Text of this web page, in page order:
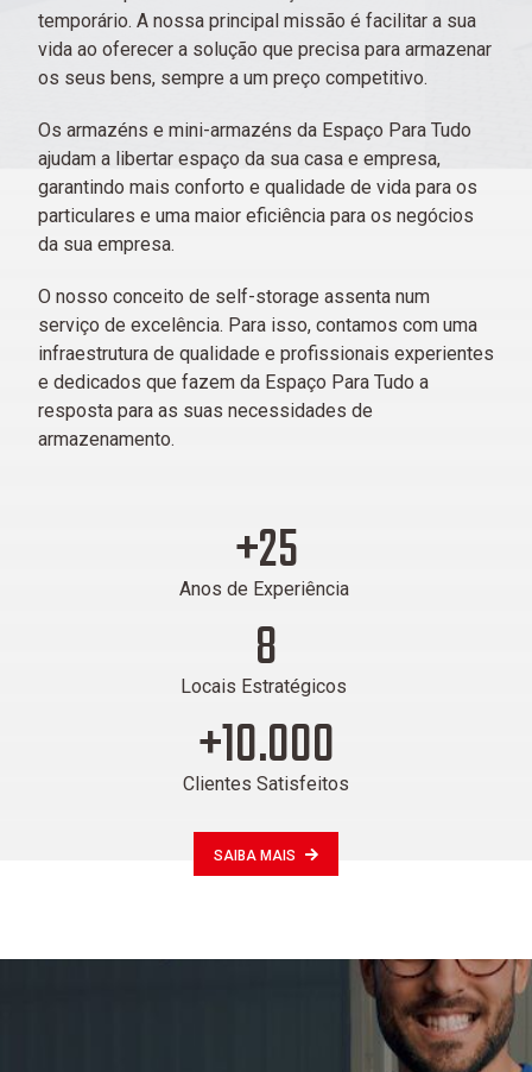
temporário. A nossa principal missão é facilitar a sua
vida ao oferecer a solução que precisa para armazenar
os seus bens, sempre a um preço competitivo.
Os armazéns e mini-armazéns da Espaço Para Tudo
ajudam a libertar espaço da sua casa e empresa,
garantindo mais conforto e qualidade de vida para os
particulares e uma maior eficiência para os negócios
da sua empresa.
O nosso conceito de self-storage assenta num
serviço de excelência. Para isso, contamos com uma
infraestrutura de qualidade e profissionais experientes
e dedicados que fazem da Espaço Para Tudo a
resposta para as suas necessidades de
armazenamento.
+25
Anos de Experiência
8
Locais Estratégicos
+10.000
Clientes Satisfeitos
SAIBA MAIS